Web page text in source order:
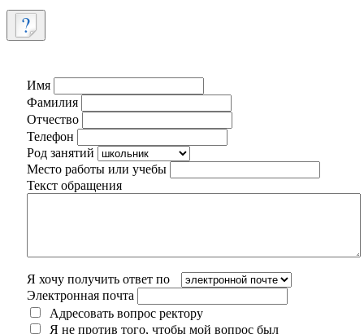
Имя
Фамилия
Отчество
Телефон
Род занятий
Место работы или учебы
Текст обращения
Я хочу получить ответ по
Электронная почта
Адресовать вопрос ректору
Я не против того, чтобы мой вопрос был